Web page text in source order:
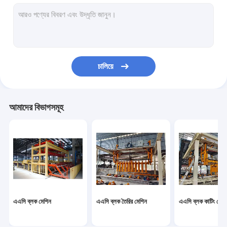
এএসি ব্লক প্লান্ট যন্ত্রপাতি
চালিয়ে
আমাদের বিভাগসমূহ
এএসি ব্লক মেশিন এএসি ব্লক তৈরির মেশিন এএসি ব্লক কাটিং